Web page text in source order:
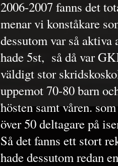
2006-2007 fanns det
menar vi konståkare
dessutom var så aktiva
hade 5st, så då var
väldigt stor
uppemot 70-80 barn
hösten samt våren.
över 50 deltagare på
Så det fanns ett stort
hade dessutom redan